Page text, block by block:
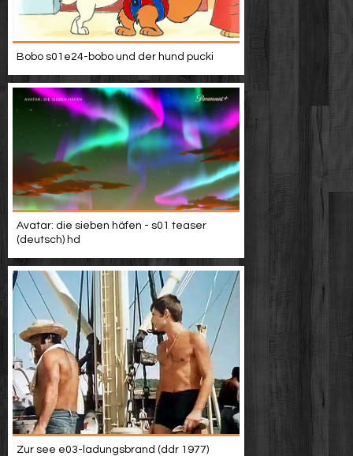
Bobo s01e24-bobo und der hund pucki
Avatar: die sieben häfen - s01 teaser
(deutsch) hd
Zur see e03-ladungsbrand (ddr 1977)